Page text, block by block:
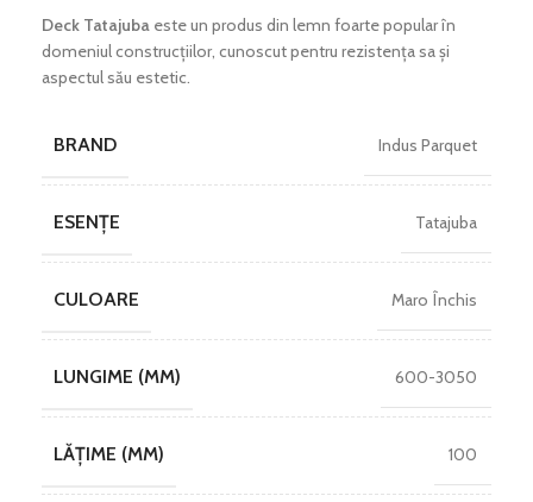
Deck Tatajuba este un produs din lemn foarte popular în
domeniul construcțiilor, cunoscut pentru rezistența sa și
aspectul său estetic.
BRAND Indus Parquet
ESENȚE Tatajuba
CULOARE Maro Închis
LUNGIME (MM) 600-3050
LĂȚIME (MM) 100